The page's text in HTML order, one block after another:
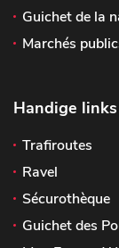
Guichet de la
Marchés
Handige links
Trafiroutes
Ravel
Sécurothèque
Guichet des